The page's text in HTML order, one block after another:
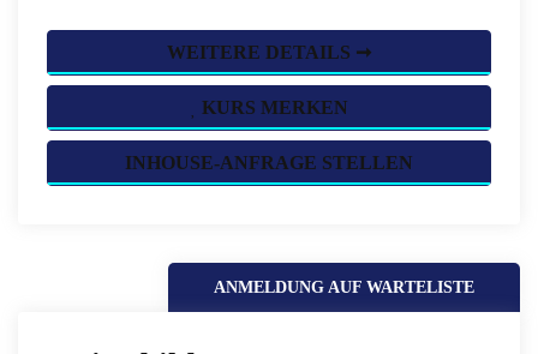
WEITERE DETAILS ➞
KURS MERKEN
INHOUSE-ANFRAGE STELLEN
ANMELDUNG AUF WARTELISTE